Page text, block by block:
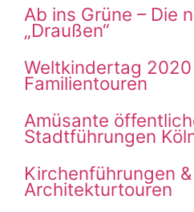
Ab ins Grüne – Die
„Draußen“
Weltkindertag 2020
Familientouren
Amüsante
Stadtführungen
Kirchenführungen &
Architekturtouren